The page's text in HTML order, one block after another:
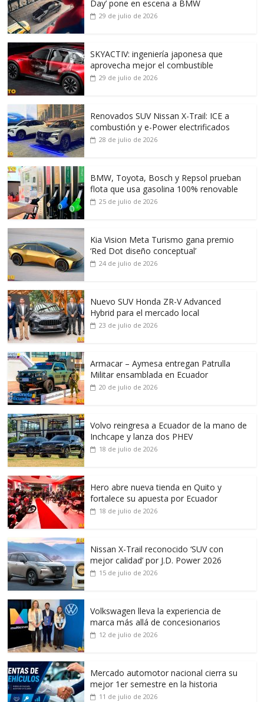
Day’ pone en escena a BMW
29 de julio de 2026
SKYACTIV: ingeniería japonesa que
aprovecha mejor el combustible
29 de julio de 2026
Renovados SUV Nissan X-Trail: ICE a
combustión y e-Power electrificados
28 de julio de 2026
BMW, Toyota, Bosch y Repsol prueban
flota que usa gasolina 100% renovable
25 de julio de 2026
Kia Vision Meta Turismo gana premio
‘Red Dot diseño conceptual’
24 de julio de 2026
Nuevo SUV Honda ZR-V Advanced
Hybrid para el mercado local
23 de julio de 2026
Armacar – Aymesa entregan Patrulla
Militar ensamblada en Ecuador
20 de julio de 2026
Volvo reingresa a Ecuador de la mano de
Inchcape y lanza dos PHEV
18 de julio de 2026
Hero abre nueva tienda en Quito y
fortalece su apuesta por Ecuador
18 de julio de 2026
Nissan X-Trail reconocido ‘SUV con
mejor calidad’ por J.D. Power 2026
15 de julio de 2026
Volkswagen lleva la experiencia de
marca más allá de concesionarios
12 de julio de 2026
Mercado automotor nacional cierra su
mejor 1er semestre en la historia
11 de julio de 2026